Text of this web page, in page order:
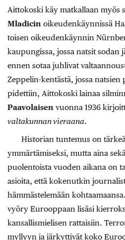
Aittokoski käy matkallaan myös
Mladicin oikeudenkäynnissä
toisen oikeudenkäynnin
kaupungissa, jossa natsit sodan
ennen sotaa juhlivat
Zeppelin-kentästä, jossa
pidettiin, Aittokoski lainaa
Paavolaisen vuonna 1936
valtakunnan vieraana.
Historian tuntemus on
ymmärtämiseksi, mutta aina
puolentoista vuoden aikana on
asioita, että kokenutkin
hämmästelemään
vyöry Eurooppaan lisäsi
kansallismielisen rattaisiin.
myllyyn ja järkyttivät koko